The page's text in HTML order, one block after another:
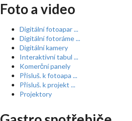
Foto a video
Digitální fotoapar ...
Digitální fotoráme ...
Digitální kamery
Interaktivní tabul ...
Komerční panely
Přísluš. k fotoapa ...
Přísluš. k projekt ...
Projektory